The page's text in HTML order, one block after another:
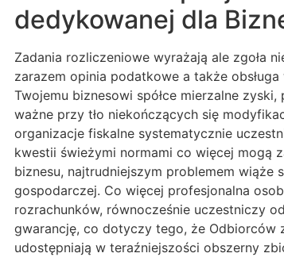
dedykowanej dla
Zadania rozliczeniowe wyrażają ale zgoła
zarazem opinia podatkowe a także
Twojemu biznesowi spółce mierzalne
ważne przy tło niekończących się
organizacje fiskalne systematycznie
kwestii świeżymi normami co więcej mogą
biznesu, najtrudniejszym problemem wiąże
gospodarczej. Co więcej profesjonalna
rozrachunków, równocześnie uczestniczy
gwarancję, co dotyczy tego, że Odbiorców
udostępniają w teraźniejszości obszerny